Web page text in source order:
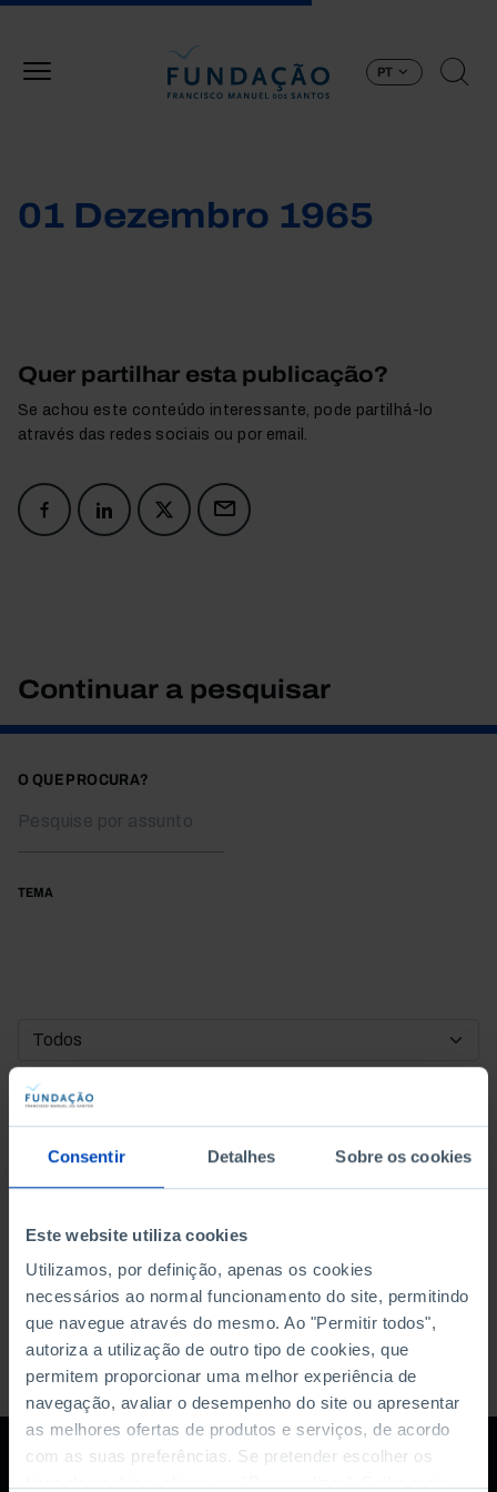
Consentir Detalhes Sobre os cookies
Este website utiliza cookies
Utilizamos, por definição, apenas os cookies
necessários ao normal funcionamento do site, permitindo
que navegue através do mesmo. Ao "Permitir todos",
autoriza a utilização de outro tipo de cookies, que
permitem proporcionar uma melhor experiência de
navegação, avaliar o desempenho do site ou apresentar
as melhores ofertas de produtos e serviços, de acordo
com as suas preferências. Se pretender escolher os
PT
01 Dezembro 1965
Quer partilhar esta publicação?
Se achou este conteúdo interessante, pode partilhá-lo
através das redes sociais ou por email.
Continuar a pesquisar
O QUE PROCURA?
TEMA
DATA DE INÍCIO
DATA DE FIM